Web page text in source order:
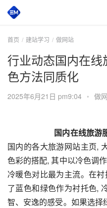
首页 建站学习 做网站
行业动态国内在
色方法同质化
2025年6月21日 pm9:04 • 做
国内在线旅游
国内的各大旅游网站主页,
色彩的搭配, 其中以冷色调
冷暖色对比最为主流。在
了蓝色和绿色作为衬托色,
智、安逸的感受。如果选择